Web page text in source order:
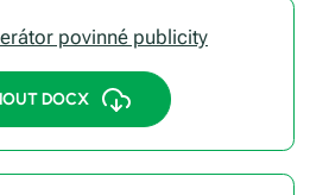
povinné publicity
DOCX